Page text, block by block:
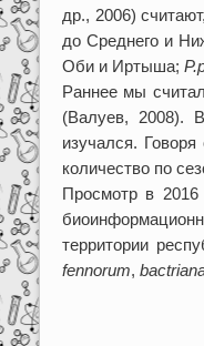
др., 2006)
до Среднего и
Оби и Иртыша; P.
Раннее мы
(Валуев, 2008).
изучался.
количество по
Просмотр в 2016
территории
fennorum,